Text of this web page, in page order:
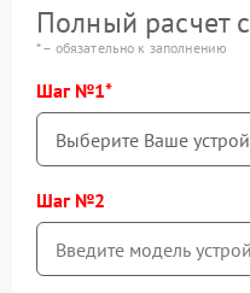
Полный расчет
* – обязательно к заполнению
Шаг №1
Шаг №2